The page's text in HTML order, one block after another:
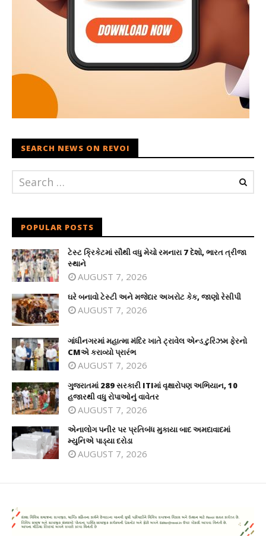
SEARCH NEWS ON REVOI
POPULAR POSTS
ટેસ્ટ ક્રિકેટમાં સૌથી વધુ મેચો રમનારા 7 દેશો, ભારત ત્રીજા
સ્થાને
AUGUST 7, 2026
ઘરે બનાવો ટેસ્ટી અને મજેદાર અખરોટ કેક, જાણો રેસીપી
AUGUST 7, 2026
ગાંધીનગરમાં મહાત્મા મંદિર ખાતે ટ્રાવેલ એન્ડ ટુરિઝમ ફેરનો
CMએ કરાવ્યો પ્રારંભ
AUGUST 7, 2026
ગુજરાતમાં 289 સરકારી ITIમાં વૃક્ષારોપણ અભિયાન, 10
હજારથી વધુ રોપાઓનું વાવેતર
AUGUST 7, 2026
એનાલોગ પનીર પર પ્રતિબંધ મુકાયા બાદ અમદાવાદમાં
મ્યુનિએ પાડ્યા દરોડા
AUGUST 7, 2026